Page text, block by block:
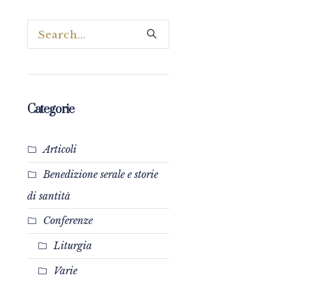
Categorie
Articoli
Benedizione serale e storie
di santità
Conferenze
Liturgia
Varie